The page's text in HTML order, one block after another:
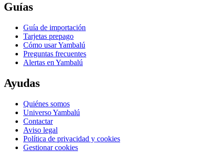
Guías
Guía de importación
Tarjetas prepago
Cómo usar Yambalú
Preguntas frecuentes
Alertas en Yambalú
Ayudas
Quiénes somos
Universo Yambalú
Contactar
Aviso legal
Política de privacidad y cookies
Gestionar cookies